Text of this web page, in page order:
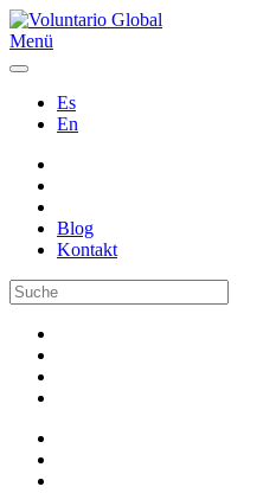
Menü
Es
En
Blog
Kontakt